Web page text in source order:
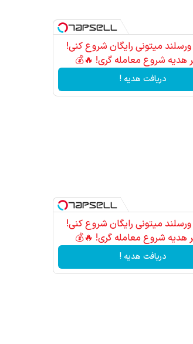
میتونی رایگان شروع کنی!
دریافت هدیه !
میتونی رایگان شروع کنی!
دریافت هدیه !